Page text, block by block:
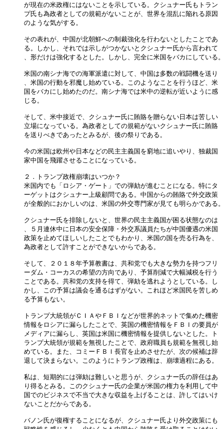
が現在の米政権にはないことを示している。クシュナー氏もトラン
プ氏も為政者としての規範がないことが、世界を混乱に陥れる原因
のような気がする。
その表れが、中国が北朝鮮への制裁強化を行わないとしたことであ
る。しかし、それでは示しがつかないとクシュナー氏から言われて
、形だけは強化するとした。しかし、完全に米国をバカにしている
米国の南シナ海での海軍派遣に対して、中国は多数の戦闘機を送り
、米国の行動を邪魔し始めている。このようなことを行うほど、米
国をバカにし始めたのだ。南シナ海では米中の逆転が近いように感
じる。
そして、米中接近で、クシュナー氏に賄賂を贈らない日本は苦しい
立場になっている。為政者としての規範がないクシュナー氏に賄賂
を送りべきであったとみるが、後の祭りである。
今の米国は欧州や日本などの民主主義国を窮地に追いやり、独裁国
家中国を飛躍させることになっている。
２．トランプ政権崩壊はいつか？
米国内でも「ロシア・ゲート」での弾劾が進むことになる。特にタ
ーゲットはクシュナー上級顧問である。中国からの賄賂で外交政策
が全般的におかしいのは、米国の外交専門家が見ても明らかである
クシュナー氏を排除しないと、世界の民主主義国が困る状態なのは
、５月連休中に日本の安全保障・外交系議員たちが中国優遇の米国
政策を止めてほしいしたことでもわかり、米国の国を売る行為を、
為政者として許すことができないからである。
そして、２０１８年予算教書は、共和党でも大きな勢力を持つフリ
ーダム・コーカスの希望の方向であり、予算削減で大幅減税を行う
ことである。共和党の支持を得て、弾劾を逃れようとしている。し
かし、この予算は議会を通るはずがない。これほど米国民を苦しめ
る予算もない。
トランプ大統領がＣＩＡやＦＢＩなどが世界的ネットで集めた機密
情報をロシアに漏らしたことで、英国の機密情報をＦＢＩの要員が
メディアに漏らし、英国は米国に機密情報を提供しないとした。ト
ランプ大統領が規範を無視したことで、政府職員も規範を無視し始
めている。また、コミーＦＢＩ長官を止めさせたが、次の候補は辞
退して決まらない。このようにトランプ政権は、崩壊過程にある。
私は、短期的には弾劾は難しいと思うが、クシュナー氏の辞任はあ
り得るとみる。このクシュナー氏の企業が米国の権力を利用して中
国でのビジネスで不当で大きな収益を上げることは、許してはいけ
ないことだからである。
バノン氏が復権することになるが、クシュナー氏より外交政策にも